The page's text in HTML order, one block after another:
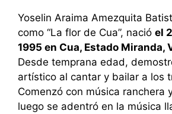
Yoselin Araima Amezquita
como “La flor de Cua”, nació el
1995 en Cua, Estado Miranda,
Desde temprana edad,
artístico al cantar y bailar a los
Comenzó con música ranchera
luego se adentró en la música